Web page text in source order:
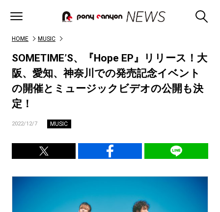
HOME MUSIC
SOMETIME’S、『Hope EP』リリース！大
阪、愛知、神奈川での発売記念イベント
の開催とミュージックビデオの公開も決
定！
2022/12/7 MUSIC